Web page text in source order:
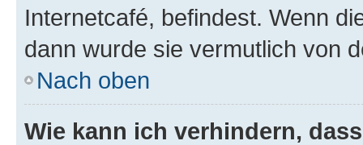
Internetcafé, befindest. Wenn
dann wurde sie vermutlich von
Nach oben
Wie kann ich verhindern,